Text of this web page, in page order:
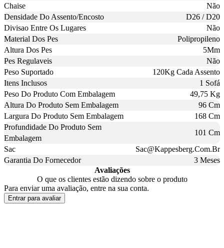
Chaise
Não
Densidade Do Assento/Encosto
D26 / D20
Divisao Entre Os Lugares
Não
Material Dos Pes
Polipropileno
Altura Dos Pes
5Mm
Pes Regulaveis
Não
Peso Suportado
120Kg Cada Assento
Itens Inclusos
1 Sofá
Peso Do Produto Com Embalagem
49,75 Kg
Altura Do Produto Sem Embalagem
96 Cm
Largura Do Produto Sem Embalagem
168 Cm
Profundidade Do Produto Sem
Embalagem
101 Cm
Sac
Sac@Kappesberg.Com.Br
Garantia Do Fornecedor
3 Meses
Avaliações
O que os clientes estão dizendo sobre o produto
Para enviar uma avaliação, entre na sua conta.
Entrar para avaliar